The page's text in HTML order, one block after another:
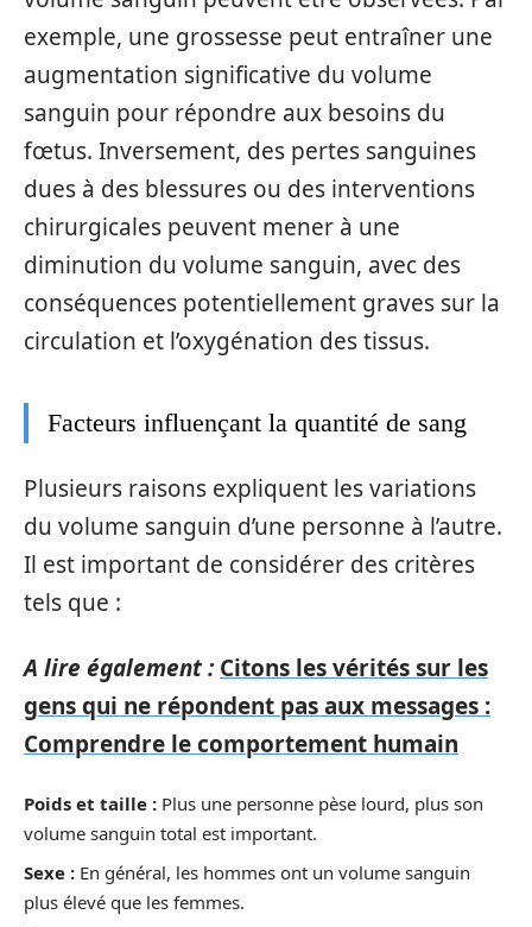
exemple, une grossesse peut entraîner une
augmentation significative du volume
sanguin pour répondre aux besoins du
fœtus. Inversement, des pertes sanguines
dues à des blessures ou des interventions
chirurgicales peuvent mener à une
diminution du volume sanguin, avec des
conséquences potentiellement graves sur la
circulation et l’oxygénation des tissus.
Facteurs influençant la quantité de sang
Plusieurs raisons expliquent les variations
du volume sanguin d’une personne à l’autre.
Il est important de considérer des critères
tels que :
A lire également : Citons les vérités sur les
gens qui ne répondent pas aux messages :
Comprendre le comportement humain
Poids et taille : Plus une personne pèse lourd, plus son
volume sanguin total est important.
Sexe : En général, les hommes ont un volume sanguin
plus élevé que les femmes.